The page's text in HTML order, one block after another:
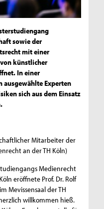
sowie der
mit einer
künstlicher
In einer
Experten
sich aus dem Einsatz
Mitarbeiter der
an der TH Köln)
Medienrecht
eröffnete Prof. Dr. Rolf
Mevissensaal der TH
willkommen hieß.